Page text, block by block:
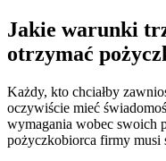
Jakie warunki
otrzymać
Każdy, kto chciałby
oczywiście mieć
wymagania wobec swoich
pożyczkobiorca firmy musi